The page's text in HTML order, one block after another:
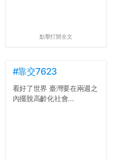
點擊打開全文
#靠交7623
看好了世界 臺灣要在兩週之
內擺脫高齡化社會...